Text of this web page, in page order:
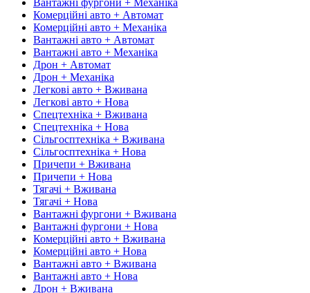
Комерційні авто + Автомат
Комерційні авто + Механіка
Вантажні авто + Автомат
Вантажні авто + Механіка
Дрон + Автомат
Дрон + Механіка
Легкові авто + Вживана
Легкові авто + Нова
Спецтехніка + Вживана
Спецтехніка + Нова
Сільгосптехніка + Вживана
Сільгосптехніка + Нова
Причепи + Вживана
Причепи + Нова
Тягачі + Вживана
Тягачі + Нова
Вантажні фургони + Вживана
Вантажні фургони + Нова
Комерційні авто + Вживана
Комерційні авто + Нова
Вантажні авто + Вживана
Вантажні авто + Нова
Дрон + Вживана